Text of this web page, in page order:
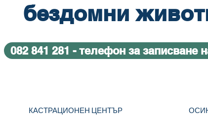
бездомни
082 841 281 - телефон за записване
КАСТРАЦИОНЕН ЦЕНТЪР